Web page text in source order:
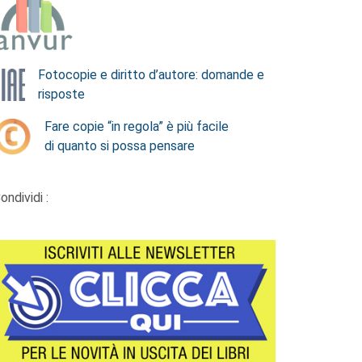
Fotocopie e diritto d’autore: domande e
risposte
Fare copie “in regola” è più facile
di quanto si possa pensare
: